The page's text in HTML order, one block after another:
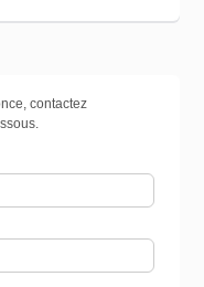
contactez